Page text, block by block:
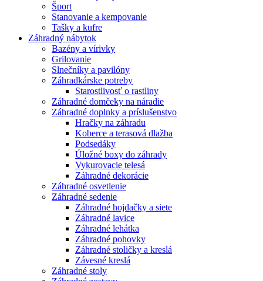
Šport
Stanovanie a kempovanie
Tašky a kufre
Záhradný nábytok
Bazény a vírivky
Grilovanie
Slnečníky a pavilóny
Záhradkárske potreby
Starostlivosť o rastliny
Záhradné domčeky na náradie
Záhradné doplnky a príslušenstvo
Hračky na záhradu
Koberce a terasová dlažba
Podsedáky
Úložné boxy do záhrady
Vykurovacie telesá
Záhradné dekorácie
Záhradné osvetlenie
Záhradné sedenie
Záhradné hojdačky a siete
Záhradné lavice
Záhradné lehátka
Záhradné pohovky
Záhradné stoličky a kreslá
Závesné kreslá
Záhradné stoly